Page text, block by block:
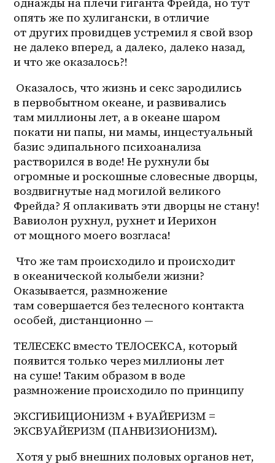
опять же по хулигански, в отличие
от других провидцев устремил я свой взор
не далеко вперед, а далеко, далеко назад,
и что же оказалось?!
в первобытном океане, и развивались
там миллионы лет, а в океане шаром
покати ни папы, ни мамы, инцестуальный
базис эдипального психоанализа
растворился в воде! Не рухнули бы
огромные и роскошные словесные дворцы,
воздвигнутые над могилой великого
Фрейда? Я оплакивать эти дворцы не стану!
Вавиолон рухнул, рухнет и Иерихон
от мощного моего возгласа!
Что же там происходило и происходит
в океанической колыбели жизни?
Оказывается, размножение
там совершается без телесного контакта
особей, дистанционно —
ТЕЛЕСЕКС вместо ТЕЛОСЕКСА, который
появится только через миллионы лет
на суше! Таким образом в воде
размножение происходило по принципу
ЭКСГИБИЦИОНИЗМ + ВУАЙЕРИЗМ =
ЭКСВУАЙЕРИЗМ (ПАНВИЗИОНИЗМ).